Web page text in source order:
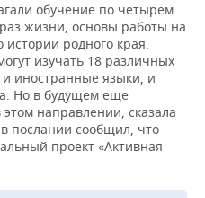
обучение по четырем
жизни, основы работы на
родного края.
изучать 18 различных
иностранные языки, и
Но в будущем еще
направлении, сказала
послании сообщил, что
проект «Активная